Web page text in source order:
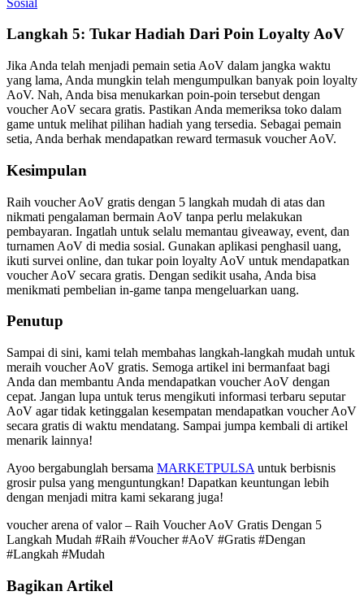
Langkah 5: Tukar Hadiah Dari Poin Loyalty AoV
Jika Anda telah menjadi pemain setia AoV dalam jangka waktu
yang lama, Anda mungkin telah mengumpulkan banyak poin loyalty
AoV. Nah, Anda bisa menukarkan poin-poin tersebut dengan
voucher AoV secara gratis. Pastikan Anda memeriksa toko dalam
game untuk melihat pilihan hadiah yang tersedia. Sebagai pemain
setia, Anda berhak mendapatkan reward termasuk voucher AoV.
Kesimpulan
Raih voucher AoV gratis dengan 5 langkah mudah di atas dan
nikmati pengalaman bermain AoV tanpa perlu melakukan
pembayaran. Ingatlah untuk selalu memantau giveaway, event, dan
turnamen AoV di media sosial. Gunakan aplikasi penghasil uang,
ikuti survei online, dan tukar poin loyalty AoV untuk mendapatkan
voucher AoV secara gratis. Dengan sedikit usaha, Anda bisa
menikmati pembelian in-game tanpa mengeluarkan uang.
Penutup
Sampai di sini, kami telah membahas langkah-langkah mudah untuk
meraih voucher AoV gratis. Semoga artikel ini bermanfaat bagi
Anda dan membantu Anda mendapatkan voucher AoV dengan
cepat. Jangan lupa untuk terus mengikuti informasi terbaru seputar
AoV agar tidak ketinggalan kesempatan mendapatkan voucher AoV
secara gratis di waktu mendatang. Sampai jumpa kembali di artikel
menarik lainnya!
Ayoo bergabunglah bersama MARKETPULSA untuk berbisnis
grosir pulsa yang menguntungkan! Dapatkan keuntungan lebih
dengan menjadi mitra kami sekarang juga!
voucher arena of valor – Raih Voucher AoV Gratis Dengan 5
Langkah Mudah #Raih #Voucher #AoV #Gratis #Dengan
#Langkah #Mudah
Bagikan Artikel